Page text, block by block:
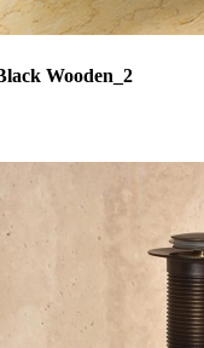
Wooden_2